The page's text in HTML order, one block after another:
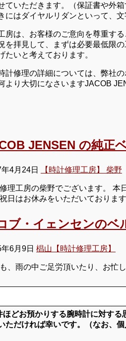
ていただきます。（保証書や外
にはダイヤルリダンといって、
房は、お客様のご意向を尊重す
を拝見して、まずは必要最低限
たいと考えております。
計修理の詳細については、弊社
より大切になさいますJACOB
JENSEN の純正
4月24日 【時計修理工房】 柴野
理工房の柴野でございます。 本
日はお休みをいただいておりま
ブ・イェンセンのベ
6月9日 椙山【時計修理工房】
、雨の中ご足労頂いたり、お忙
どお預かりする腕時計に対す
ただければ幸いです。（なお、